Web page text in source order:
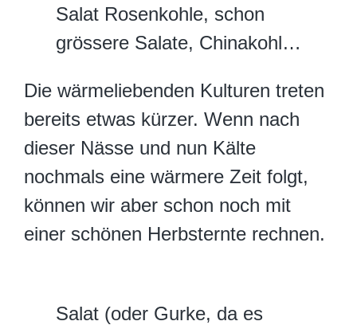
Salat Rosenkohle, schon
grössere Salate, Chinakohl…
Die wärmeliebenden Kulturen treten
bereits etwas kürzer. Wenn nach
dieser Nässe und nun Kälte
nochmals eine wärmere Zeit folgt,
können wir aber schon noch mit
einer schönen Herbsternte rechnen.
Salat (oder Gurke, da es